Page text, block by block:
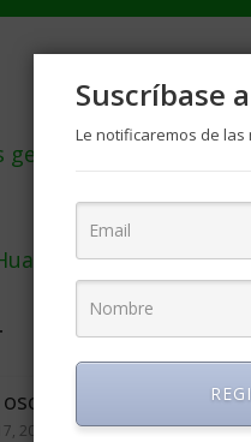
según Google
perderá 30,000
del retiro
2014 0
Suscríbase
Le notificaremos de